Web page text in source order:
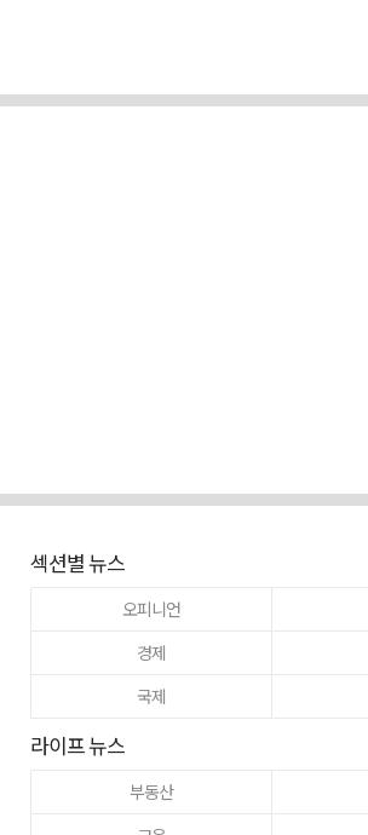
섹션별 뉴스
오피니언
경제
국제
라이프 뉴스
부동산